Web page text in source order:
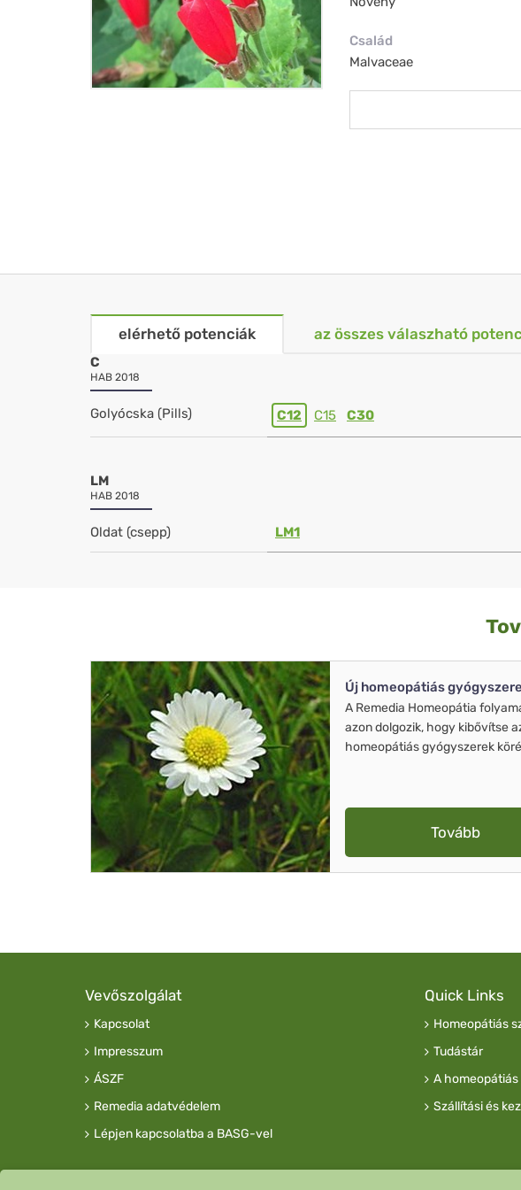
Család
Malvaceae
elérhető potenciák az összes válaszható
C
HAB 2018
Golyócska (Pills) C12 C15 C30
LM
HAB 2018
Oldat (csepp) LM1
Új homeopátiás
A Remedia Homeopátia
azon dolgozik, hogy kibővítse
homeopátiás gyógyszerek
Tovább
Vevőszolgálat
Kapcsolat
Impresszum
ÁSZF
Remedia adatvédelem
Lépjen kapcsolatba a BASG-vel
Quick Links
Homeopátiás
Tudástár
A
Szállítási és